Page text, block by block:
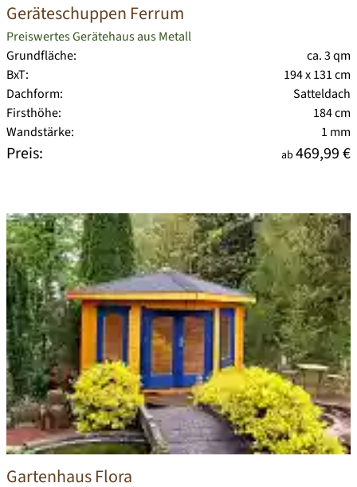
Geräteschuppen Ferrum
Preiswertes Gerätehaus aus Metall
Grundfläche:
ca. 3 qm
BxT:
194 x 131 cm
Dachform:
Satteldach
Firsthöhe:
184 cm
Wandstärke:
1 mm
Preis: ab 469,99 €
Gartenhaus Flora